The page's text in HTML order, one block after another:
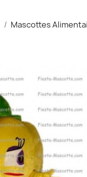
Mascottes